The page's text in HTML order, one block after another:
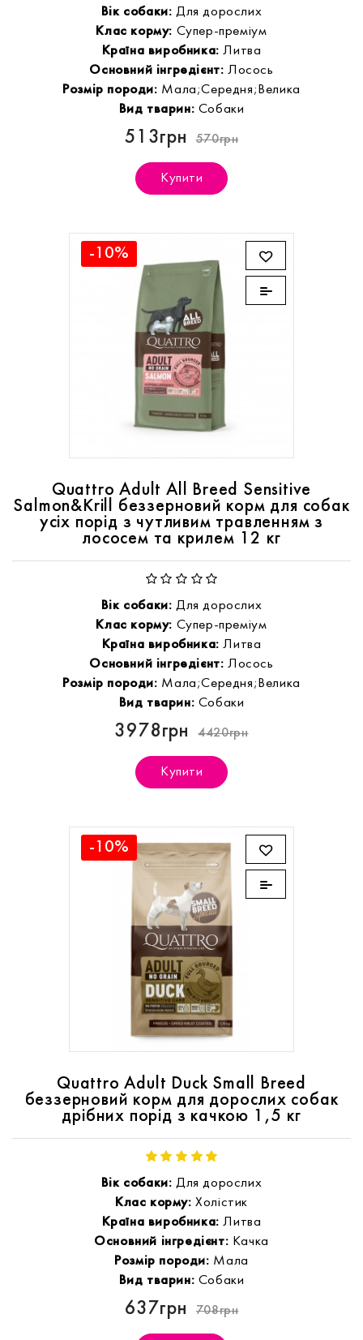
Вік собаки: Для дорослих
Клас корму: Супер-преміум
Країна виробника: Литва
Основний інгредієнт: Лосось
Розмір породи: Мала;Середня;Велика
Вид тварин: Собаки
513грн 570грн
Купити
-10%
Quattro Adult All Breed Sensitive
Salmon&Krill беззерновий корм для собак
усіх порід з чутливим травленням з
лососем та крилем 12 кг
Вік собаки: Для дорослих
Клас корму: Супер-преміум
Країна виробника: Литва
Основний інгредієнт: Лосось
Розмір породи: Мала;Середня;Велика
Вид тварин: Собаки
3978грн 4420грн
Купити
-10%
Quattro Adult Duck Small Breed
беззерновий корм для дорослих собак
дрібних порід з качкою 1,5 кг
Вік собаки: Для дорослих
Клас корму: Холістик
Країна виробника: Литва
Основний інгредієнт: Качка
Розмір породи: Мала
Вид тварин: Собаки
637грн 708грн